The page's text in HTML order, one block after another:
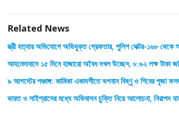
Related News
স্ত্রী হত্যার অভিযোগে অভিযুক্ত গ্রেফতার, পুলিশ সেক্টর-১৬৮
আহমেদাবাদে ১৫ দিনে হাজারো অবৈধ দখল উচ্ছেদ, ৮.৬২ লক্ষ টাকা
৯ আগস্টের পঞ্চাঙ্গ: কামিকা একাদশীতে ভগবান বিষ্ণু ও শিবের পূজা
ভারত ও সাইপ্রাসের মধ্যে অভিবাসন চুক্তি নিয়ে আলোচনা, নিরাপদ